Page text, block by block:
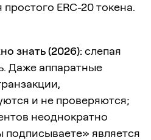
ERC-20 токена.
знать (2026): слепая
Даже аппаратные
и не проверяются;
неоднократно
подписываете» является